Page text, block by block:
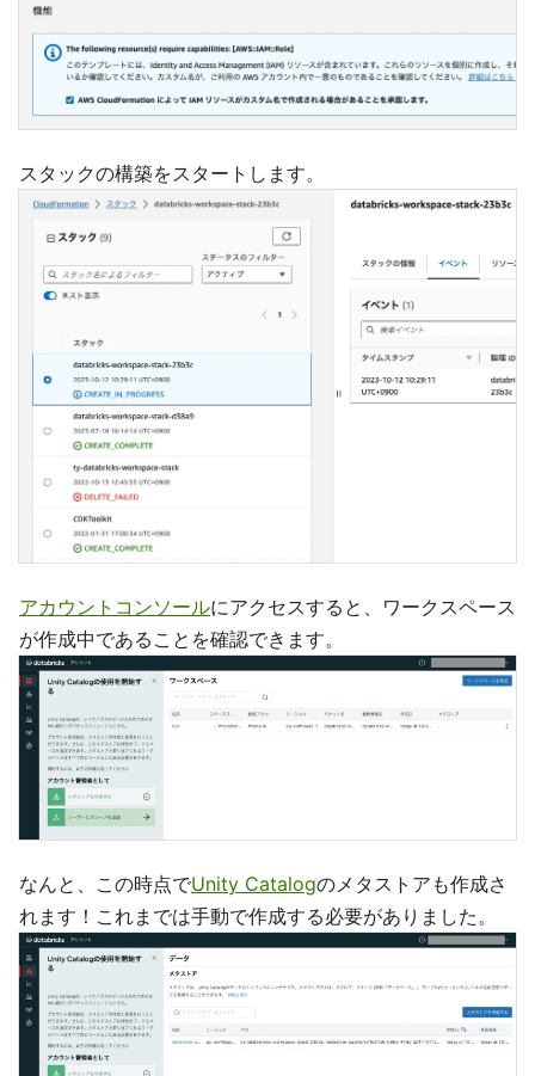
スタックの構築をスタートします。
アカウントコンソールにアクセスすると、ワークスペース
が作成中であることを確認できます。
なんと、この時点でUnity Catalogのメタストアも作成さ
れます！これまでは手動で作成する必要がありました。